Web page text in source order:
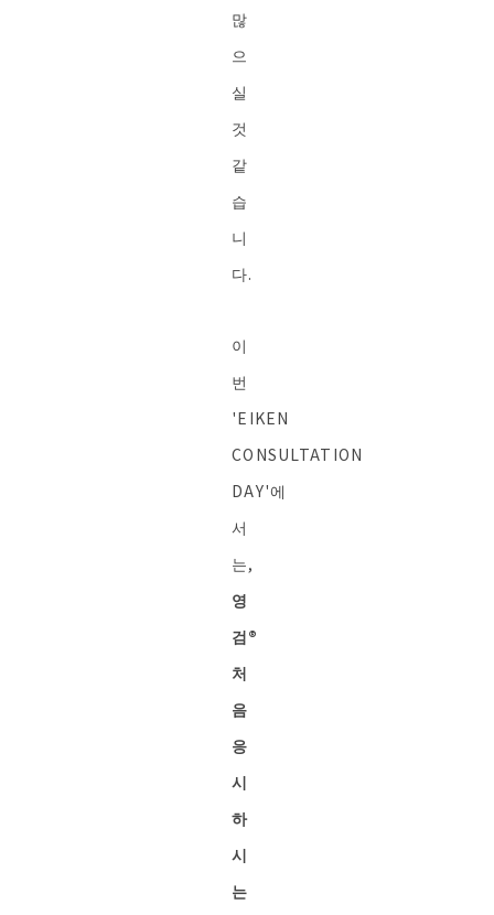
많
으
실
것
같
습
니
다.
이
번
'EIKEN
CONSULTATION
DAY'에
서
는,
영
검®︎
처
음
응
시
하
시
는